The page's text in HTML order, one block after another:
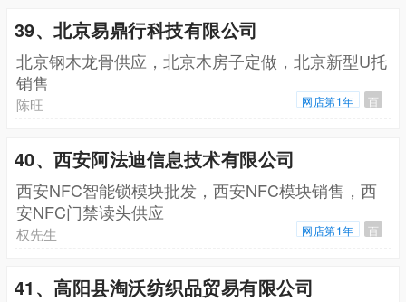
39、北京易鼎行科技有限公司
北京钢木龙骨供应，北京木房子定做，北京新型U托
销售
陈旺 网店第1年 百
40、西安阿法迪信息技术有限公司
西安NFC智能锁模块批发，西安NFC模块销售，西
安NFC门禁读头供应
权先生 网店第1年 百
41、高阳县淘沃纺织品贸易有限公司